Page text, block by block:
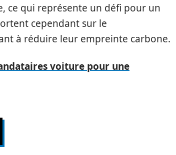
ce qui représente un défi pour un
cependant sur le
à réduire leur empreinte carbone.
voiture pour une